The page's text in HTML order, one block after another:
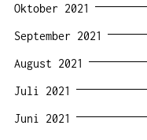
Oktober 2021
September 2021
August 2021
Juli 2021
Juni 2021